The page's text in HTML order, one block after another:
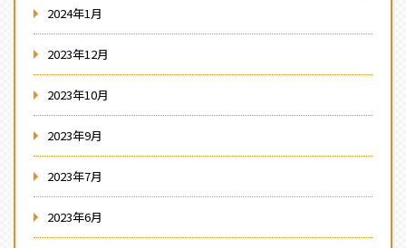
2024年1月
2023年12月
2023年10月
2023年9月
2023年7月
2023年6月